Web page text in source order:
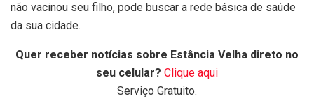
não vacinou seu filho, pode buscar a rede básica de saúde
da sua cidade.
Quer receber notícias sobre Estância Velha direto no
seu celular? Clique aqui
Serviço Gratuito.